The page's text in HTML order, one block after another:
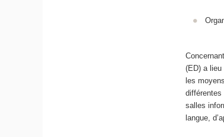
(ED) a
les
salles
langue,